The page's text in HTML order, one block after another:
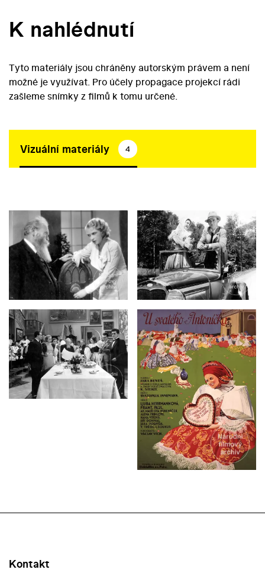
K nahlédnutí
Tyto materiály jsou chráněny autorským právem a není
možné je využívat. Pro účely propagace projekcí rádi
zašleme snímky z filmů k tomu určené.
Vizuální materiály 4
Kontakt